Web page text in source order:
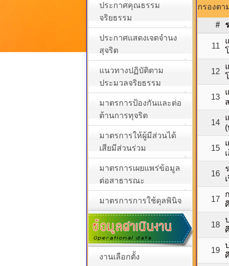
กรองตา
#
11
12
13
14
15
16
17
18
19
ประกาศคุณธรรม
จริยธรรม
ประกาศแสดงเจตจำนง
สุจริต
แนวทางปฏิบัติตาม
ประมวลจริยธรรม
มาตรการป้องกันและต่อ
ต้านการทุจริต
มาตรการให้ผู้มีส่วนได้
เสียมีส่วนร่วม
มาตรการเผยแพร่ข้อมูล
ต่อสาธารณะ
มาตรการการใช้ดุลพินิจ
งานเลือกตั้ง